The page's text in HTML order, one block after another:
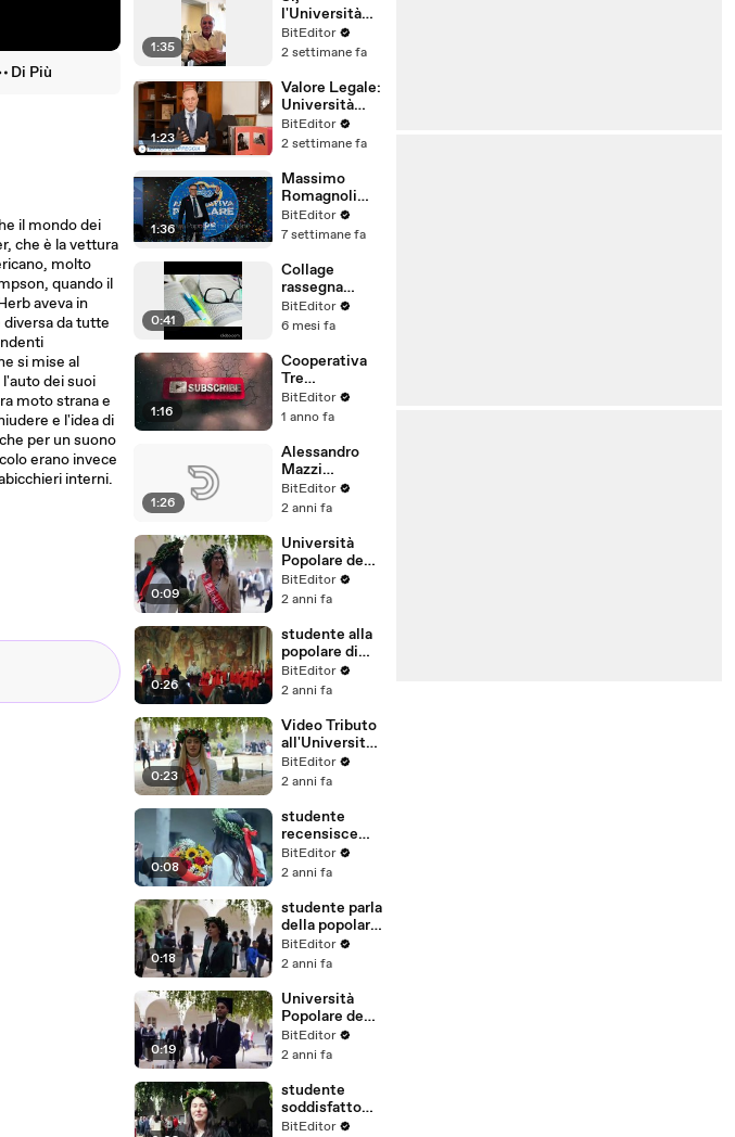
Di Più
il mondo dei
che è la vettura
molto
quando il
aveva in
da tutte
si mise al
dei suoi
moto strana e
e l'idea di
per un suono
erano invece
interni.
Legali
1:35
l'Università
Popolare degli
Studi di
riconosciuta
in Italia
BitEditor
2 settimane fa
1:23
Valore Legale:
Università
Popolare degli
Studi di
BitEditor
2 settimane fa
1:36
Massimo
Romagnoli
VIDEO
INTERVISTA
Popolare
Frankfurt
Giugno 2026
BitEditor
7 settimane fa
0:41
Collage
rassegna
DAVIDE
CORNALBA
LODI
BitEditor
6 mesi fa
1:16
Cooperativa
Tre
Fiammelle a
Foggia Web
BitEditor
1 anno fa
1:26
Alessandro
Mazzi
(Fincosit)
Rassegna
BitEditor
2 anni fa
0:09
Università
Popolare degli
Studi di
Milano:
recensioni in
video
BitEditor
2 anni fa
0:26
studente alla
popolare di
Milano
(Università
BitEditor
2 anni fa
0:23
Video Tributo
all'Università
Popolare degli
Studi di
BitEditor
2 anni fa
0:08
studente
recensisce
l'Università
Popolare di
BitEditor
2 anni fa
0:18
studente parla
della popolare
di Milano
BitEditor
2 anni fa
0:19
Università
Popolare degli
Studi di
Milano, un
BitEditor
2 anni fa
studente
soddisfatto
della sua
BitEditor